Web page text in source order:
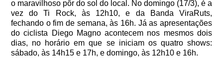
o maravilhoso pôr do sol do local. No domingo (17/3), é a
vez do Ti Rock, às 12h10, e da Banda ViraRuts,
fechando o fim de semana, às 16h. Já as apresentações
do ciclista Diego Magnoacontecem nos mesmos dois
dias, no horário em que se iniciam os quatro shows:
sábado, às 14h15 e 17h, e domingo, às 12h10 e 16h.